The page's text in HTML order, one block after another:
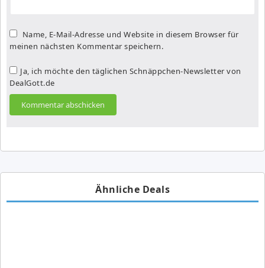
Name, E-Mail-Adresse und Website in diesem Browser für
meinen nächsten Kommentar speichern.
Ja, ich möchte den täglichen Schnäppchen-Newsletter von
DealGott.de
Ähnliche Deals